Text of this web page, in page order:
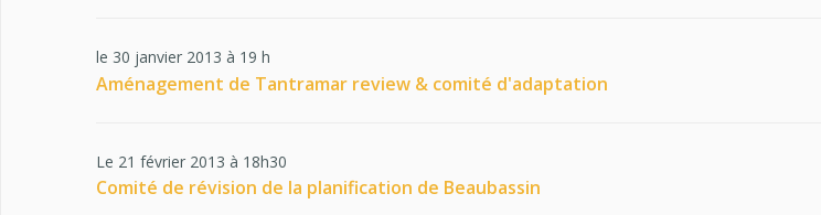
le 30 janvier 2013 à 19 h
Aménagement de Tantramar review & comité d'adaptation
Le 21 février 2013 à 18h30
Comité de révision de la planification de Beaubassin